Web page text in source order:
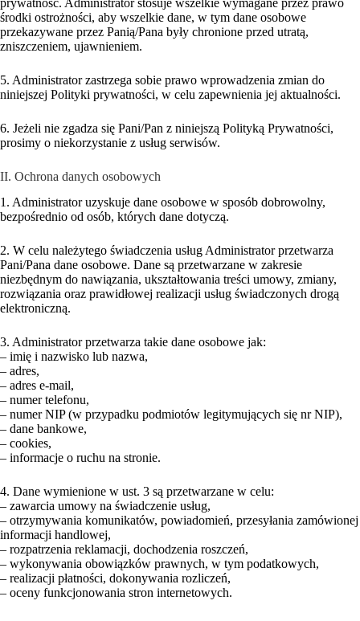
środki ostrożności, aby wszelkie dane, w tym dane osobowe
przekazywane przez Panią/Pana były chronione przed utratą,
zniszczeniem, ujawnieniem.
5. Administrator zastrzega sobie prawo wprowadzenia zmian do
niniejszej Polityki prywatności, w celu zapewnienia jej aktualności.
6. Jeżeli nie zgadza się Pani/Pan z niniejszą Polityką Prywatności,
prosimy o niekorzystanie z usług serwisów.
II. Ochrona danych osobowych
1. Administrator uzyskuje dane osobowe w sposób dobrowolny,
bezpośrednio od osób, których dane dotyczą.
2. W celu należytego świadczenia usług Administrator przetwarza
Pani/Pana dane osobowe. Dane są przetwarzane w zakresie
niezbędnym do nawiązania, ukształtowania treści umowy, zmiany,
rozwiązania oraz prawidłowej realizacji usług świadczonych drogą
elektroniczną.
3. Administrator przetwarza takie dane osobowe jak:
– imię i nazwisko lub nazwa,
– adres,
– adres e-mail,
– numer telefonu,
– numer NIP (w przypadku podmiotów legitymujących się nr NIP),
– dane bankowe,
– cookies,
– informacje o ruchu na stronie.
4. Dane wymienione w ust. 3 są przetwarzane w celu:
– zawarcia umowy na świadczenie usług,
– otrzymywania komunikatów, powiadomień, przesyłania zamówionej
informacji handlowej,
– rozpatrzenia reklamacji, dochodzenia roszczeń,
– wykonywania obowiązków prawnych, w tym podatkowych,
– realizacji płatności, dokonywania rozliczeń,
– oceny funkcjonowania stron internetowych.